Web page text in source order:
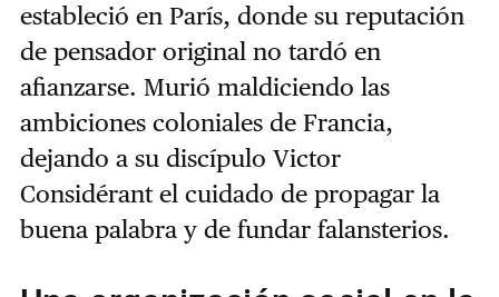
estableció en París, donde su reputación
de pensador original no tardó en
afianzarse. Murió maldiciendo las
ambiciones coloniales de Francia,
dejando a su discípulo Victor
Considérant el cuidado de propagar la
buena palabra y de fundar falansterios.